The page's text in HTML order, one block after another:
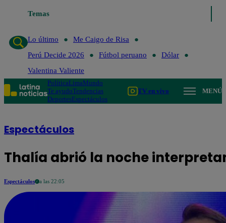
Temas
Lo último
Me Caigo de Risa
Perú Decide 2026
Fútbol peruano
Dólar
Valentina Valiente
PolíticaLimaMundo
Te ayudoTendencias
DeportesEspectáculos
TV en vivo MENÚ
Espectáculos
Thalía abrió la noche
Espectáculos a las 22:05